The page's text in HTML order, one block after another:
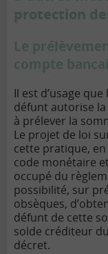
protection
Le
compte
Il est d’usage
défunt autorise
à prélever la
Le projet de loi
cette pratique,
code monétaire
occupé du
possibilité, sur
obsèques,
défunt de cette
solde créditeur
décret.